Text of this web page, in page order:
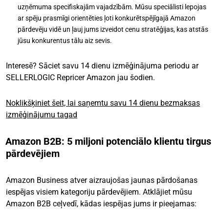
uzņēmuma specifiskajām vajadzībām. Mūsu speciālisti lepojas
ar spēju prasmīgi orientēties ļoti konkurētspējīgajā Amazon
pārdevēju vidē un ļauj jums izveidot cenu stratēģijas, kas atstās
jūsu konkurentus tālu aiz sevis.
Interesē? Sāciet savu 14 dienu izmēģinājuma periodu ar
SELLERLOGIC Repricer Amazon jau šodien.
Noklikšķiniet šeit, lai saņemtu savu 14 dienu bezmaksas
izmēģinājumu tagad
Amazon B2B: 5 miljoni potenciālo klientu tirgus
pārdevējiem
Amazon Business atver aizraujošas jaunas pārdošanas
iespējas visiem kategoriju pārdevējiem. Atklājiet mūsu
Amazon B2B ceļvedī, kādas iespējas jums ir pieejamas: